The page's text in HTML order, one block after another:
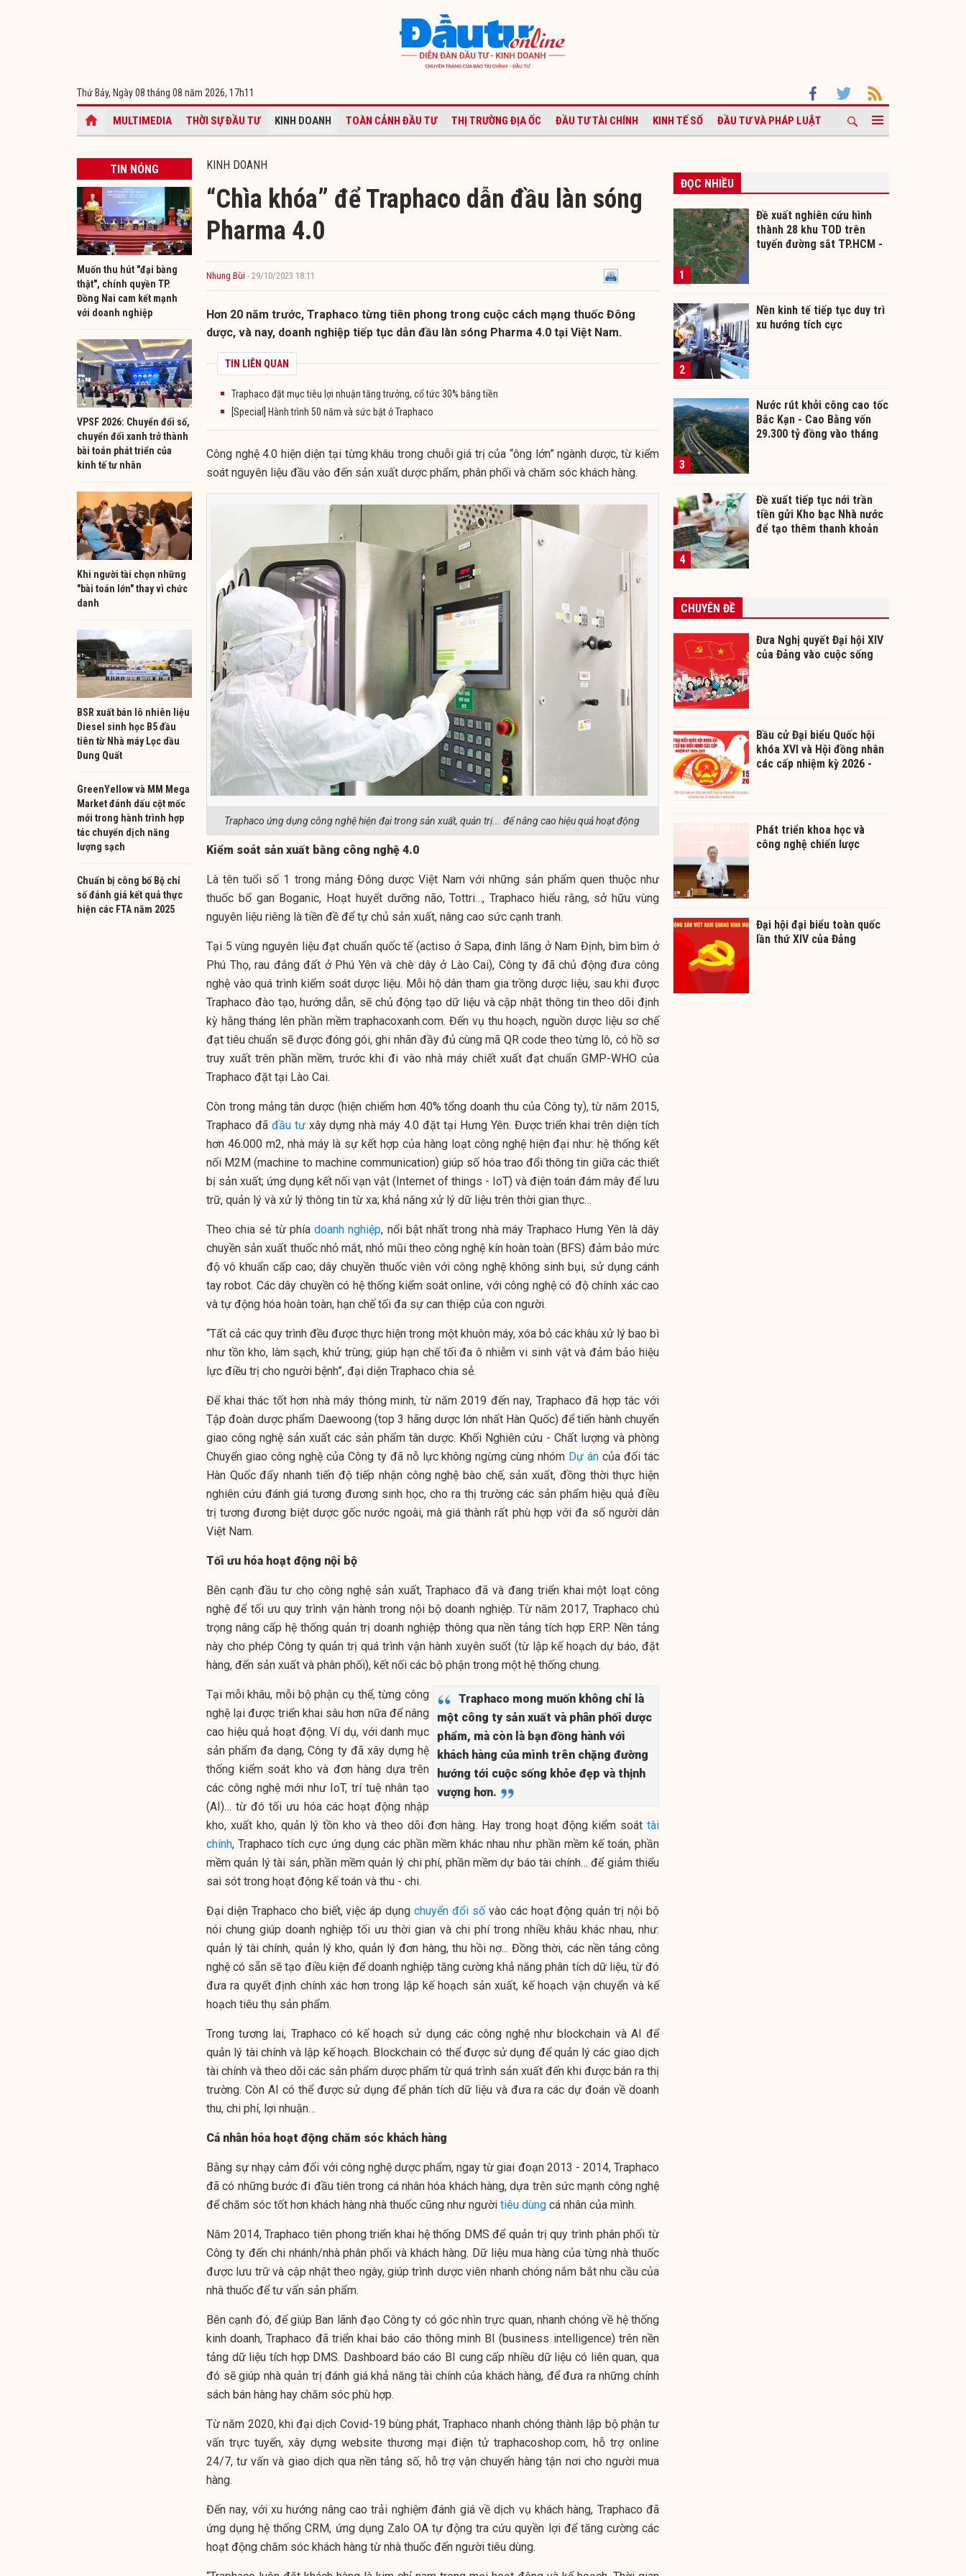
Thứ Bảy, Ngày 08 tháng 08 năm 2026, 17h11
MULTIMEDIA THỜI SỰ ĐẦU TƯ KINH DOANH TOÀN CẢNH ĐẦU TƯ THỊ TRƯỜNG ĐỊA ỐC ĐẦU TƯ TÀI CHÍNH KINH TẾ SỐ ĐẦU TƯ VÀ PHÁP LUẬT
TIN NÓNG
Muốn thu hút "đại bàng
thật", chính quyền TP.
Đồng Nai cam kết mạnh
với doanh nghiệp
VPSF 2026: Chuyển đổi số,
chuyển đổi xanh trở thành
bài toán phát triển của
kinh tế tư nhân
Khi người tài chọn những
"bài toán lớn" thay vì chức
danh
BSR xuất bán lô nhiên liệu
Diesel sinh học B5 đầu
tiên từ Nhà máy Lọc dầu
Dung Quất
GreenYellow và MM Mega
Market đánh dấu cột mốc
mới trong hành trình hợp
tác chuyển dịch năng
lượng sạch
Chuẩn bị công bố Bộ chỉ
số đánh giá kết quả thực
hiện các FTA năm 2025
KINH DOANH
“Chìa khóa” để Traphaco dẫn đầu làn sóng
Pharma 4.0
Nhung Bùi - 29/10/2023 18:11
Hơn 20 năm trước, Traphaco từng tiên phong trong cuộc cách mạng thuốc Đông
dược, và nay, doanh nghiệp tiếp tục dẫn đầu làn sóng Pharma 4.0 tại Việt Nam.
TIN LIÊN QUAN
Traphaco đặt mục tiêu lợi nhuận tăng trưởng, cổ tức 30% bằng tiền
[Special] Hành trình 50 năm và sức bật ở Traphaco
Công nghệ 4.0 hiện diện tại từng khâu trong chuỗi giá trị của “ông lớn” ngành dược, từ kiểm
soát nguyên liệu đầu vào đến sản xuất dược phẩm, phân phối và chăm sóc khách hàng.
Traphaco ứng dụng công nghệ hiện đại trong sản xuất, quản trị... để nâng cao hiệu quả hoạt động
Kiểm soát sản xuất bằng công nghệ 4.0
Là tên tuổi số 1 trong mảng Đông dược Việt Nam với những sản phẩm quen thuộc như
thuốc bổ gan Boganic, Hoạt huyết dưỡng não, Tottri…, Traphaco hiểu rằng, sở hữu vùng
nguyên liệu riêng là tiền đề để tự chủ sản xuất, nâng cao sức cạnh tranh.
Tại 5 vùng nguyên liệu đạt chuẩn quốc tế (actiso ở Sapa, đinh lăng ở Nam Định, bìm bìm ở
Phú Thọ, rau đắng đất ở Phú Yên và chè dây ở Lào Cai), Công ty đã chủ động đưa công
nghệ vào quá trình kiểm soát dược liệu. Mỗi hộ dân tham gia trồng dược liệu, sau khi được
Traphaco đào tạo, hướng dẫn, sẽ chủ động tạo dữ liệu và cập nhật thông tin theo dõi định
kỳ hằng tháng lên phần mềm traphacoxanh.com. Đến vụ thu hoạch, nguồn dược liệu sơ chế
đạt tiêu chuẩn sẽ được đóng gói, ghi nhãn đầy đủ cùng mã QR code theo từng lô, có hồ sơ
truy xuất trên phần mềm, trước khi đi vào nhà máy chiết xuất đạt chuẩn GMP-WHO của
Traphaco đặt tại Lào Cai.
Còn trong mảng tân dược (hiện chiếm hơn 40% tổng doanh thu của Công ty), từ năm 2015,
Traphaco đã đầu tưxây dựng nhà máy 4.0 đặt tại Hưng Yên. Được triển khai trên diện tích
hơn 46.000 m2, nhà máy là sự kết hợp của hàng loạt công nghệ hiện đại như: hệ thống kết
nối M2M (machine to machine communication) giúp số hóa trao đổi thông tin giữa các thiết
bị sản xuất; ứng dụng kết nối vạn vật (Internet of things - IoT) và điện toán đám mây để lưu
trữ, quản lý và xử lý thông tin từ xa; khả năng xử lý dữ liệu trên thời gian thực…
Theo chia sẻ từ phíadoanh nghiệp, nổi bật nhất trong nhà máy Traphaco Hưng Yên là dây
chuyền sản xuất thuốc nhỏ mắt, nhỏ mũi theo công nghệ kín hoàn toàn (BFS) đảm bảo mức
độ vô khuẩn cấp cao; dây chuyền thuốc viên với công nghệ không sinh bụi, sử dụng cánh
tay robot. Các dây chuyền có hệ thống kiểm soát online, với công nghệ có độ chính xác cao
và tự động hóa hoàn toàn, hạn chế tối đa sự can thiệp của con người.
“Tất cả các quy trình đều được thực hiện trong một khuôn máy, xóa bỏ các khâu xử lý bao bì
như tồn kho, làm sạch, khử trùng; giúp hạn chế tối đa ô nhiễm vi sinh vật và đảm bảo hiệu
lực điều trị cho người bệnh”, đại diện Traphaco chia sẻ.
Để khai thác tốt hơn nhà máy thông minh, từ năm 2019 đến nay, Traphaco đã hợp tác với
Tập đoàn dược phẩm Daewoong (top 3 hãng dược lớn nhất Hàn Quốc) để tiến hành chuyển
giao công nghệ sản xuất các sản phẩm tân dược. Khối Nghiên cứu - Chất lượng và phòng
Chuyển giao công nghệ của Công ty đã nỗ lực không ngừng cùng nhóm Dự án của đối tác
Hàn Quốc đẩy nhanh tiến độ tiếp nhận công nghệ bào chế, sản xuất, đồng thời thực hiện
nghiên cứu đánh giá tương đương sinh học, cho ra thị trường các sản phẩm hiệu quả điều
trị tương đương biệt dược gốc nước ngoài, mà giá thành rất phù hợp với đa số người dân
Việt Nam.
Tối ưu hóa hoạt động nội bộ
Bên cạnh đầu tư cho công nghệ sản xuất, Traphaco đã và đang triển khai một loạt công
nghệ để tối ưu quy trình vận hành trong nội bộ doanh nghiệp. Từ năm 2017, Traphaco chú
trọng nâng cấp hệ thống quản trị doanh nghiệp thông qua nền tảng tích hợp ERP. Nền tảng
này cho phép Công ty quản trị quá trình vận hành xuyên suốt (từ lập kế hoạch dự báo, đặt
hàng, đến sản xuất và phân phối), kết nối các bộ phận trong một hệ thống chung.
Traphaco mong muốn không chỉ là
một công ty sản xuất và phân phối dược
phẩm, mà còn là bạn đồng hành với
khách hàng của mình trên chặng đường
hướng tới cuộc sống khỏe đẹp và thịnh
vượng hơn.
Tại mỗi khâu, mỗi bộ phận cụ thể, từng công
nghệ lại được triển khai sâu hơn nữa để nâng
cao hiệu quả hoạt động. Ví dụ, với danh mục
sản phẩm đa dạng, Công ty đã xây dựng hệ
thống kiểm soát kho và đơn hàng dựa trên
các công nghệ mới như IoT, trí tuệ nhân tạo
(AI)… từ đó tối ưu hóa các hoạt động nhập
kho, xuất kho, quản lý tồn kho và theo dõi đơn hàng. Hay trong hoạt động kiểm soát tài
chính, Traphaco tích cực ứng dụng các phần mềm khác nhau như phần mềm kế toán, phần
mềm quản lý tài sản, phần mềm quản lý chi phí, phần mềm dự báo tài chính… để giảm thiểu
sai sót trong hoạt động kế toán và thu - chi.
Đại diện Traphaco cho biết, việc áp dụngchuyển đổi sốvào các hoạt động quản trị nội bộ
nói chung giúp doanh nghiệp tối ưu thời gian và chi phí trong nhiều khâu khác nhau, như:
quản lý tài chính, quản lý kho, quản lý đơn hàng, thu hồi nợ... Đồng thời, các nền tảng công
nghệ có sẵn sẽ tạo điều kiện để doanh nghiệp tăng cường khả năng phân tích dữ liệu, từ đó
đưa ra quyết định chính xác hơn trong lập kế hoạch sản xuất, kế hoạch vận chuyển và kế
hoạch tiêu thụ sản phẩm.
Trong tương lai, Traphaco có kế hoạch sử dụng các công nghệ như blockchain và AI để
quản lý tài chính và lập kế hoạch. Blockchain có thể được sử dụng để quản lý các giao dịch
tài chính và theo dõi các sản phẩm dược phẩm từ quá trình sản xuất đến khi được bán ra thị
trường. Còn AI có thể được sử dụng để phân tích dữ liệu và đưa ra các dự đoán về doanh
thu, chi phí, lợi nhuận…
Cá nhân hóa hoạt động chăm sóc khách hàng
Bằng sự nhạy cảm đối với công nghệ dược phẩm, ngay từ giai đoạn 2013 - 2014, Traphaco
đã có những bước đi đầu tiên trong cá nhân hóa khách hàng, dựa trên sức mạnh công nghệ
để chăm sóc tốt hơn khách hàng nhà thuốc cũng như người tiêu dùng cá nhân của mình.
Năm 2014, Traphaco tiên phong triển khai hệ thống DMS để quản trị quy trình phân phối từ
Công ty đến chi nhánh/nhà phân phối và khách hàng. Dữ liệu mua hàng của từng nhà thuốc
được lưu trữ và cập nhật theo ngày, giúp trình dược viên nhanh chóng nắm bắt nhu cầu của
nhà thuốc để tư vấn sản phẩm.
Bên cạnh đó, để giúp Ban lãnh đạo Công ty có góc nhìn trực quan, nhanh chóng về hệ thống
kinh doanh, Traphaco đã triển khai báo cáo thông minh BI (business intelligence) trên nền
tảng dữ liệu tích hợp DMS. Dashboard báo cáo BI cung cấp nhiều dữ liệu có liên quan, qua
đó sẽ giúp nhà quản trị đánh giá khả năng tài chính của khách hàng, để đưa ra những chính
sách bán hàng hay chăm sóc phù hợp.
Từ năm 2020, khi đại dịch Covid-19 bùng phát, Traphaco nhanh chóng thành lập bộ phận tư
vấn trực tuyến, xây dựng website thương mại điện tử traphacoshop.com, hỗ trợ online
24/7, tư vấn và giao dịch qua nền tảng số, hỗ trợ vận chuyển hàng tận nơi cho người mua
hàng.
Đến nay, với xu hướng nâng cao trải nghiệm đánh giá về dịch vụ khách hàng, Traphaco đã
ứng dụng hệ thống CRM, ứng dụng Zalo OA tự động tra cứu quyền lợi để tăng cường các
hoạt động chăm sóc khách hàng từ nhà thuốc đến người tiêu dùng.
ĐỌC NHIỀU
1
Đề xuất nghiên cứu hình
thành 28 khu TOD trên
tuyến đường sắt TP.HCM -
2
Nền kinh tế tiếp tục duy trì
xu hướng tích cực
3
Nước rút khởi công cao tốc
Bắc Kạn - Cao Bằng vốn
29.300 tỷ đồng vào tháng
4
Đề xuất tiếp tục nới trần
tiền gửi Kho bạc Nhà nước
để tạo thêm thanh khoản
CHUYÊN ĐỀ
Đưa Nghị quyết Đại hội XIV
của Đảng vào cuộc sống
Bầu cử Đại biểu Quốc hội
khóa XVI và Hội đồng nhân
các cấp nhiệm kỳ 2026 -
Phát triển khoa học và
công nghệ chiến lược
Đại hội đại biểu toàn quốc
lần thứ XIV của Đảng